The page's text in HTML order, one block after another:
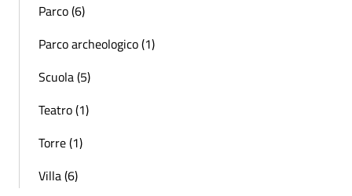
Parco (6)
Parco archeologico (1)
Scuola (5)
Teatro (1)
Torre (1)
Villa (6)